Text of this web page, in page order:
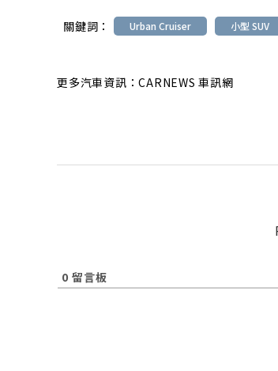
關鍵詞： Urban Cruiser 小型 SUV
更多汽車資訊：CARNEWS 車訊網
0 留言板